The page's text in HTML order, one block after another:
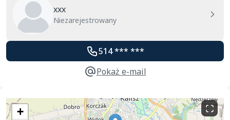
xxx
Niezarejestrowany
514 *** ***
Pokaż e-mail
+